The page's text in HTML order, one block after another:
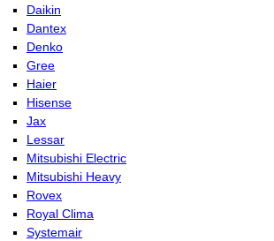
Daikin
Dantex
Denko
Gree
Haier
Hisense
Jax
Lessar
Mitsubishi Electric
Mitsubishi Heavy
Rovex
Royal Clima
Systemair